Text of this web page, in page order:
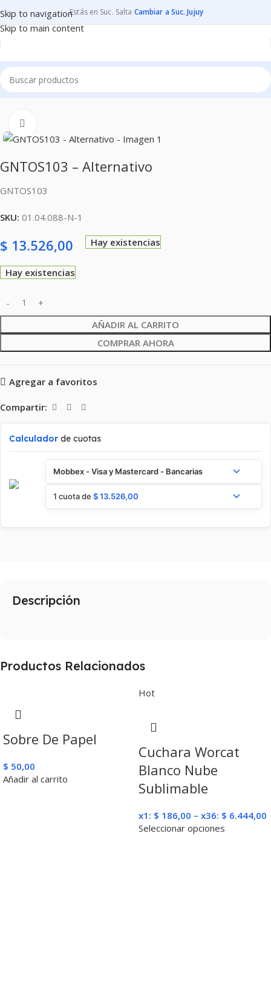
Skip to navigation
Skip to main content
Estás en Suc. Salta·Cambiar a Suc. Jujuy
Inicio CONSUMIBLES CARTUCHOS PARA IMPRESORAS
GNTOS103 – Alternativo
GNTOS103
SKU: 01.04.088-N-1
$ 13.526,00 Hay existencias
Hay existencias
AÑADIR AL CARRITO
COMPRAR AHORA
Agregar a favoritos
Compartir:
Calculador de cuotas
Mobbex - Visa y Mastercard - Bancarias
1 cuota de $13.526,00
Descripción
Productos Relacionados
Sobre De Papel
$ 50,00
Añadir al carrito
Hot
Cuchara Worcat
Blanco Nube
Sublimable
x1: $ 186,00 – x36: $ 6.444,00
Seleccionar opciones